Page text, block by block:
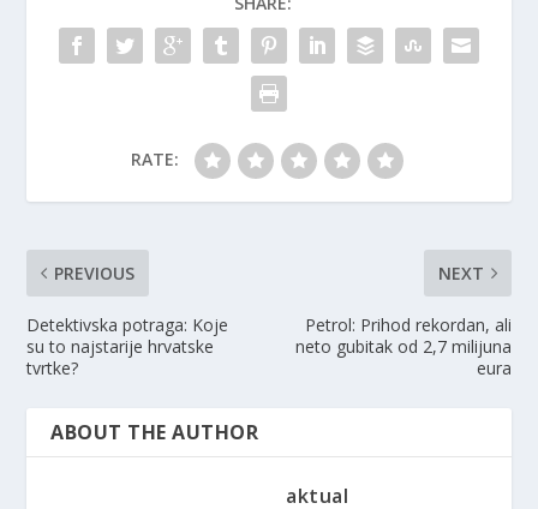
RATE:
PREVIOUS
Detektivska potraga: Koje
su to najstarije hrvatske
tvrtke?
NEXT
Petrol: Prihod rekordan, ali
neto gubitak od 2,7 milijuna
eura
ABOUT THE AUTHOR
aktual